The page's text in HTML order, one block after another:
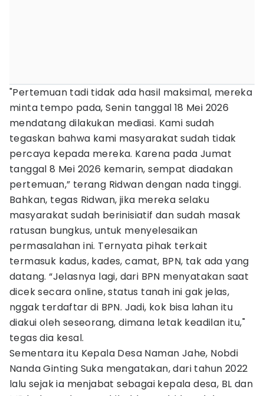
"Pertemuan tadi tidak ada hasil maksimal, mereka
minta tempo pada, Senin tanggal 18 Mei 2026
mendatang dilakukan mediasi. Kami sudah
tegaskan bahwa kami masyarakat sudah tidak
percaya kepada mereka. Karena pada Jumat
tanggal 8 Mei 2026 kemarin, sempat diadakan
pertemuan,” terang Ridwan dengan nada tinggi.
Bahkan, tegas Ridwan, jika mereka selaku
masyarakat sudah berinisiatif dan sudah masak
ratusan bungkus, untuk menyelesaikan
permasalahan ini. Ternyata pihak terkait
termasuk kadus, kades, camat, BPN, tak ada yang
datang. “Jelasnya lagi, dari BPN menyatakan saat
dicek secara online, status tanah ini gak jelas,
nggak terdaftar di BPN. Jadi, kok bisa lahan itu
diakui oleh seseorang, dimana letak keadilan itu,"
tegas dia kesal.
Sementara itu Kepala Desa Naman Jahe, Nobdi
Nanda Ginting Suka mengatakan, dari tahun 2022
lalu sejak ia menjabat sebagai kepala desa, BL dan